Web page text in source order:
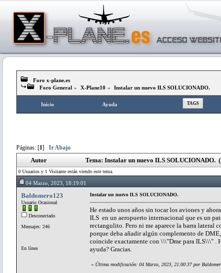
Foro x-plane.es
Foro General » X-Plane10 » Instalar un nuevo ILS SOLUCIONADO.
Inicio Ayuda TAGS
Páginas: [1] Ir Abajo
Autor Tema: Instalar un nuevo ILS SOLUCIONADO.
0 Usuarios y 1 Visitante están viendo este tema.
04 Marzo, 2023, 18:19:01
Baldomero123
Usuario Ocasional
Desconectado
Mensajes: 246
En línea
Instalar un nuevo ILS SOLUCIONADO.
He estado unos años sin tocar los aviones y
ILS en un aeropuerto internacional que es un
rectangulito. Pero ni me aparece la barra lateral
porque deba añadir algún complemento de
coincide exactamente con \\\"Dme para ILS\\\" .
ayuda? Gracias.
« Última modificación: 04 Marzo, 2023, 21:00:37 por